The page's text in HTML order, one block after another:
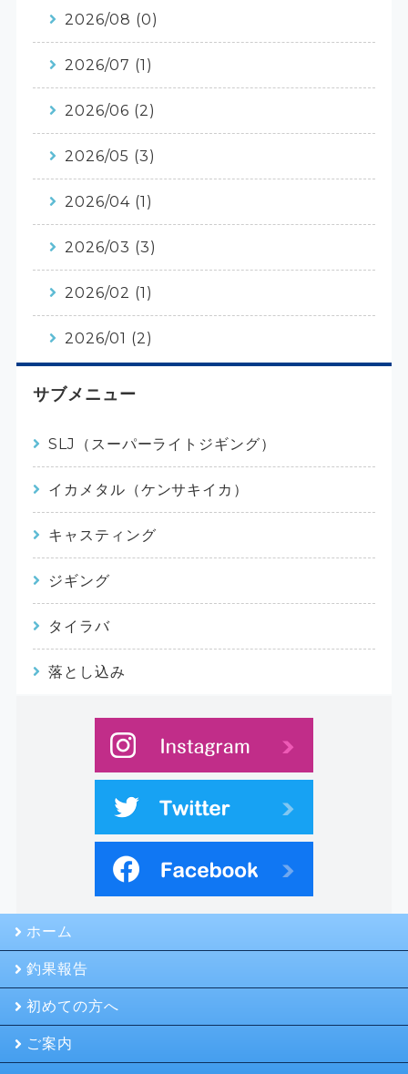
サブメニュー
SLJ（スーパーライトジギング）
イカメタル（ケンサキイカ）
キャスティング
ジギング
タイラバ
落とし込み
2026/08 (0)
2026/07 (1)
2026/06 (2)
2026/05 (3)
2026/04 (1)
2026/03 (3)
2026/02 (1)
2026/01 (2)
ホーム
釣果報告
初めての方へ
ご案内